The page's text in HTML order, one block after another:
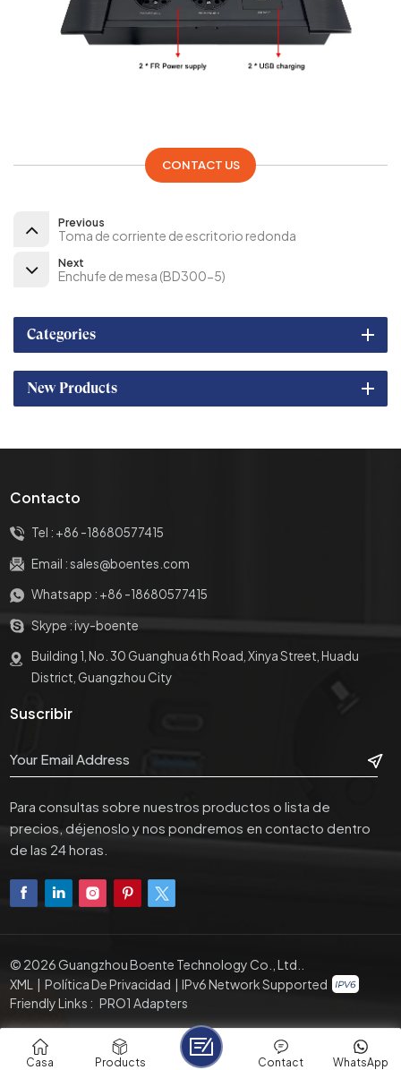
CONTACT US
Previous
Toma de corriente de escritorio redonda
Next
Enchufe de mesa (BD300-5)
Categories
New Products
Contacto
Tel : +86 -18680577415
Email :sales@boentes.com
Whatsapp : +86 -18680577415
Skype : ivy-boente
Building 1, No. 30 Guanghua 6th Road, Xinya Street, Huadu
District, Guangzhou City
Suscribir
Para consultas sobre nuestros productos o lista de
precios, déjenoslo y nos pondremos en contacto dentro
de las 24 horas.
© 2026 Guangzhou Boente Technology Co., Ltd..
XML
Política De Privacidad
IPv6 Network Supported
Friendly Links : PRO1 Adapters
Casa Products WhatsApp
Contact